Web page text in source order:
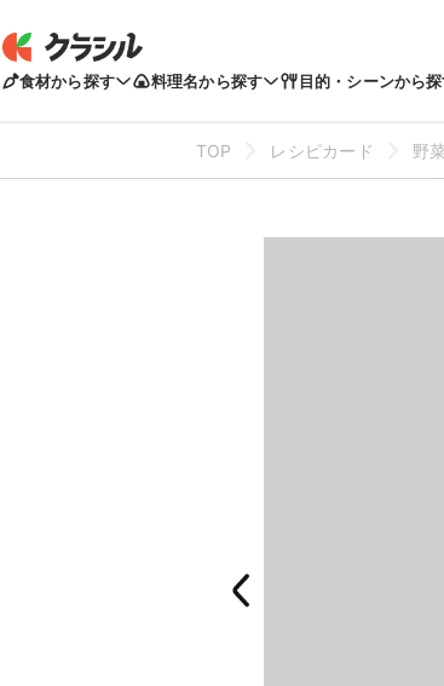
食材から探す 料理名から探す 目的・シーンから
TOP レシピカード 野